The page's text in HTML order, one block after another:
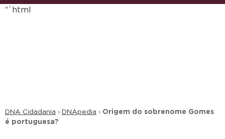
“`html
DNA Cidadania › DNApedia › Origem do sobrenome Gomes
é portuguesa?